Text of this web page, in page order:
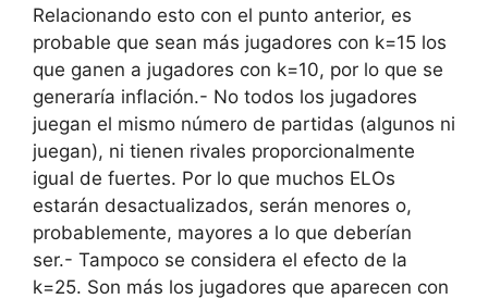
Relacionando esto con el punto anterior, es
probable que sean más jugadores con k=15 los
que ganen a jugadores con k=10, por lo que se
generaría inflación.- No todos los jugadores
juegan el mismo número de partidas (algunos ni
juegan), ni tienen rivales proporcionalmente
igual de fuertes. Por lo que muchos ELOs
estarán desactualizados, serán menores o,
probablemente, mayores a lo que deberían
ser.- Tampoco se considera el efecto de la
k=25. Son más los jugadores que aparecen con